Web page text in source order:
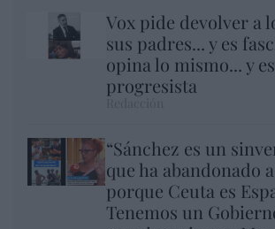
Vox pide devolver a
sus padres... y es
opina lo mismo... y es
progresista
“Sánchez es un
que ha abandonado
porque Ceuta es
Tenemos un